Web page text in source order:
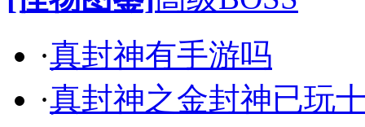
·真封神有手游吗
·真封神之金封神已玩